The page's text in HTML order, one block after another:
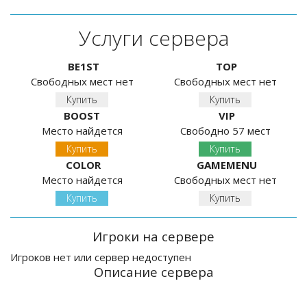
Услуги сервера
BE1ST
Свободных мест нет
Купить
TOP
Свободных мест нет
Купить
BOOST
Место найдется
Купить
VIP
Свободно 57 мест
Купить
COLOR
Место найдется
Купить
GAMEMENU
Свободных мест нет
Купить
Игроки на сервере
Игроков нет или сервер недоступен
Описание сервера